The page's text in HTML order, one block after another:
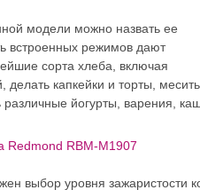
модели можно назвать ее
встроенных режимов дают
сорта хлеба, включая
капкейки и торты,
йогурты, варения,
выбор уровня зажаристости